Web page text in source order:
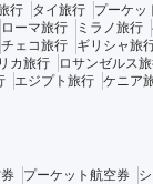
行 タイ旅行 プーケッ
ローマ旅行 ミラノ旅行
チェコ旅行 ギリシャ旅
カ旅行 ロサンゼルス
エジプト旅行 ケニア
プーケット航空券